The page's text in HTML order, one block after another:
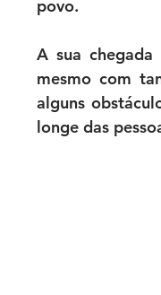
povo.
A sua
mesmo com
alguns
longe das